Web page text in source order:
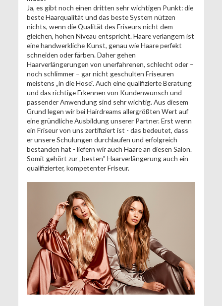
Ja, es gibt noch einen dritten sehr wichtigen Punkt: die
beste Haarqualität und das beste System nützen
nichts, wenn die Qualität des Friseurs nicht dem
gleichen, hohen Niveau entspricht. Haare verlängern ist
eine handwerkliche Kunst, genau wie Haare perfekt
schneiden oder färben. Daher gehen
Haarverlängerungen von unerfahrenen, schlecht oder –
noch schlimmer – gar nicht geschulten Friseuren
meistens „in die Hose". Auch eine qualifizierte Beratung
und das richtige Erkennen von Kundenwunsch und
passender Anwendung sind sehr wichtig. Aus diesem
Grund legen wir bei Hairdreams allergrößten Wert auf
eine gründliche Ausbildung unserer Partner. Erst wenn
ein Friseur von uns zertifiziert ist - das bedeutet, dass
er unsere Schulungen durchlaufen und erfolgreich
bestanden hat - liefern wir auch Haare an diesen Salon.
Somit gehört zur „besten" Haarverlängerung auch ein
qualifizierter, kompetenter Friseur.